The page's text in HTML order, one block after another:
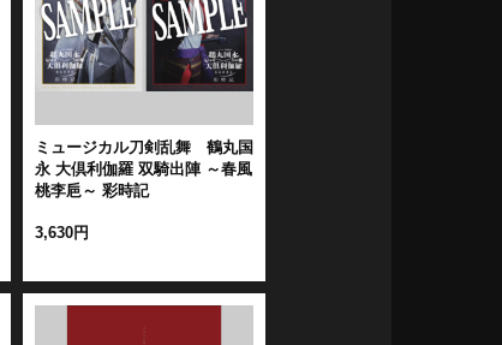
ミュージカル刀剣乱舞 鶴丸国
永 大倶利伽羅 双騎出陣 ～春風
桃李巵～ 彩時記
3,630円